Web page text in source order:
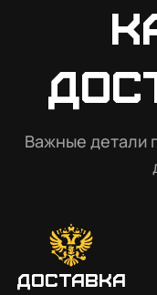
Важные детали
Доставка